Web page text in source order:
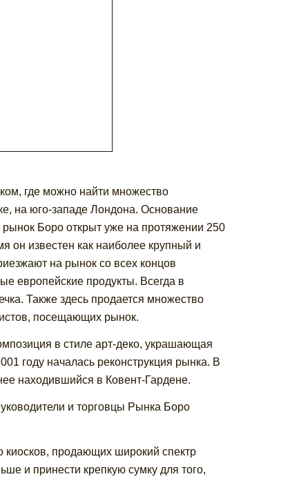
где можно найти множество
на юго-западе Лондона. Основание
Боро открыт уже на протяжении 250
он известен как наиболее крупный и
на рынок со всех концов
европейские продукты. Всегда в
Также здесь продается множество
посещающих рынок.
в стиле арт-деко, украшающая
году началась реконструкция рынка. В
находившийся в Ковент-Гардене.
и торговцы Рынка Боро
киосков, продающих широкий спектр
и принести крепкую сумку для того,